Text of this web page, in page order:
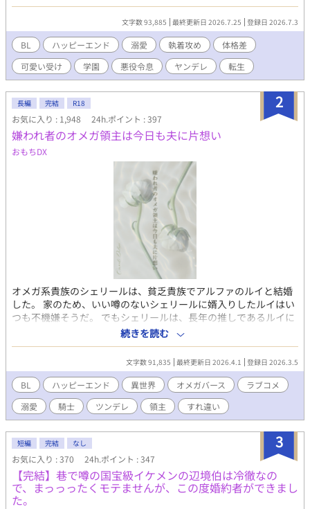
空回りのやらかしばかりです。かっこいい攻めではありません
が、シエルへの愛は誰にも負けません！ ◾️ヒロイン♂ 注意！中身
はバリタチ 「セックスはスポーツだよ♪」 ◾️過保護な従者 「お前
は俺がいないと、何にも出来ないんだから」 ◾️弟（転生者） 「ー
ー 兄さんは僕が幸せにする！」 ◾️騎士団長の息子 「俺は貴方
の守護騎士です」 果たしてシエルは幸せになる事が出来るの
か……？ ★最終的には、やらかし王子とハッピーエンド予定で
す。 注意！ がっつり本番はありませんが、随所に、匂わせ、エ
ロが絡むシーン、攻めが変態になるシーンがあります。 ちょこち
ょこ出てくるので、話のタイトルに※はつけてません。 いつでも
何でもウェルカムな方、どうぞ宜しくお願いします。 後で気づい
てサイレント修正する場合があります。
文字数 93,885 最終更新日 2026.7.25 登録日 2026.7.3
BL ハッピーエンド 溺愛 執着攻め
体格差
可愛い受け
学園 悪役令息 ヤンデレ 転生
2
長編 完結 R18
お気に入り : 1,948 24h.ポイント : 397
嫌われ者のオメガ領主は今日も夫に片想い
おもちDX
オメガ系貴族のシェリールは、貧乏貴族でアルファのルイと結婚
した。 家のため、いい噂のないシェリールに婿入りしたルイはい
つも不機嫌そうだ。 でもシェリールは、長年の推しであるルイに
どれだけ冷たくされようと、同じ屋根の下にいるだけで幸せいっ
ぱい！ 二人の関係は発情期を機に変わっていく。シェリールの仕
事ぶりや意外な一面を目にするたび、ルイの態度は軟化していく
が、オメガを狙った盗賊団の活動が二人の住む領に迫ってき
て……？ 真面目で無愛想な騎士アルファ✕推しが夫になって幸せ
すぎる敏腕領主オメガ 独自設定の異世界オメガバースです。ハッ
ピーエンド。 基本明るい受け視点。中～長編になります。
続きを読む
文字数 91,835 最終更新日 2026.4.1 登録日 2026.3.5
BL ハッピーエンド 異世界 オメガバース
ラブコメ
溺愛
騎士 ツンデレ 領主 すれ違い
3
短編 完結 なし
お気に入り : 370 24h.ポイント : 347
【完結】巷で噂の国宝級イケメンの辺境伯は冷徹なの
で、まっっったくモテませんが、この度婚約者ができまし
た。